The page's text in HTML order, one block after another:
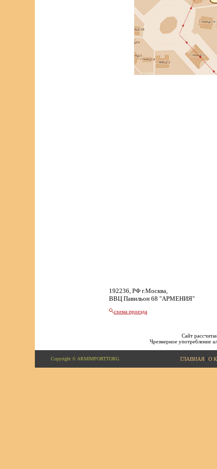
192236, РФ г.Москва,
ВВЦ Павильон 68 "АРМЕНИЯ"
схема проезда
Сайт
Чрезмерное употребление
Copyright © ARMIMPORTTORG ГЛАВНАЯ| О